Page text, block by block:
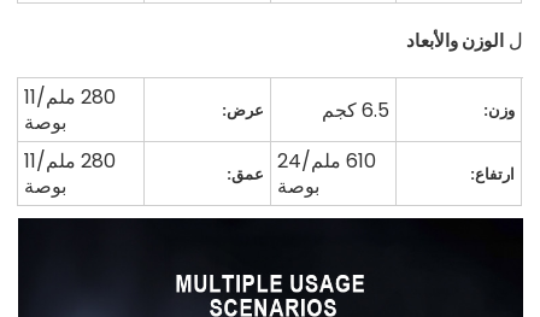
ل الوزن والأبعاد
وزن: 6.5 كجم عرض:
280 ملم/11
بوصة
ارتفاع:
610 ملم/24
بوصة
عمق:
280 ملم/11
بوصة